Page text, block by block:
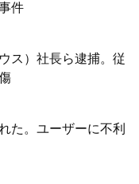
件
ス）社長ら逮捕。従
た。ユーザーに不利